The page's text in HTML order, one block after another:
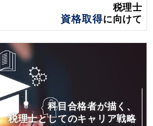
税理士
資格取得に向けて
科目合格者が描く、
税理士としてのキャリア戦略